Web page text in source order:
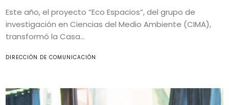
Este año, el proyecto “Eco Espacios”, del grupo de
investigación en Ciencias del Medio Ambiente (CIMA),
transformó la Casa...
DIRECCIÓN DE COMUNICACIÓN